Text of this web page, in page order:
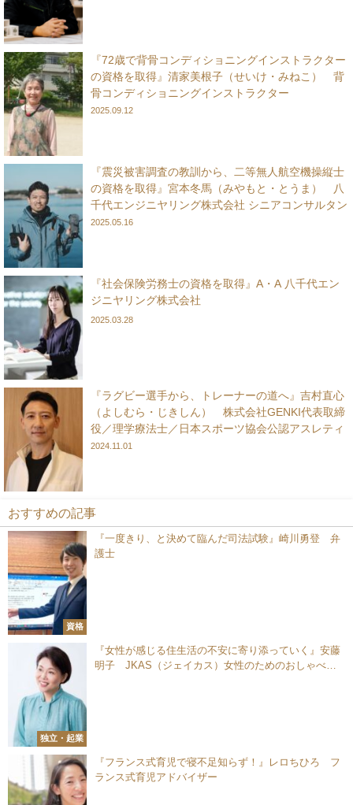
『72歳で背骨コンディショニングインストラクター
の資格を取得』清家美根子（せいけ・みねこ） 背
骨コンディショニングインストラクター
2025.09.12
『震災被害調査の教訓から、二等無人航空機操縦士
の資格を取得』宮本冬馬（みやもと・とうま） 八
千代エンジニヤリング株式会社 シニアコンサルタン
ト
2025.05.16
『社会保険労務士の資格を取得』A・A 八千代エン
ジニヤリング株式会社
2025.03.28
『ラグビー選手から、トレーナーの道へ』吉村直心
（よしむら・じきしん） 株式会社GENKI代表取締
役／理学療法士／日本スポーツ協会公認アスレティ
ックトレーナー
2024.11.01
おすすめの記事
資格
『一度きり、と決めて臨んだ司法試験』崎川勇登 弁
護士
独立・起業
『女性が感じる住生活の不安に寄り添っていく』安藤
明子 JKAS（ジェイカス）女性のためのおしゃべり
『フランス式育児で寝不足知らず！』レロちひろ フ
ランス式育児アドバイザー